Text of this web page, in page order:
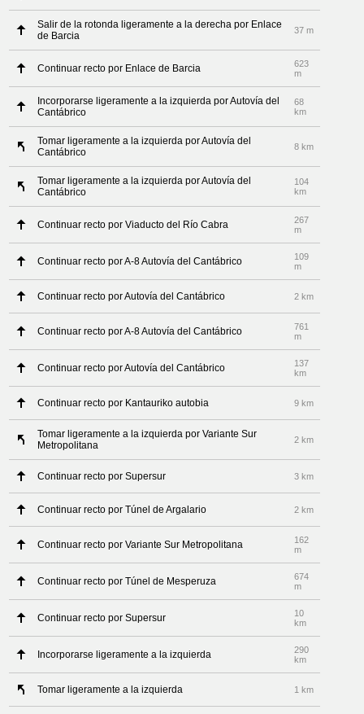
Salir de la rotonda ligeramente a la derecha por Enlace
de Barcia
37 m
Continuar recto por Enlace de Barcia
623
m
Incorporarse ligeramente a la izquierda por Autovía del
Cantábrico
68
km
Tomar ligeramente a la izquierda por Autovía del
Cantábrico
8 km
Tomar ligeramente a la izquierda por Autovía del
Cantábrico
104
km
Continuar recto por Viaducto del Río Cabra
267
m
Continuar recto por A-8 Autovía del Cantábrico
109
m
Continuar recto por Autovía del Cantábrico 2 km
Continuar recto por A-8 Autovía del Cantábrico
761
m
Continuar recto por Autovía del Cantábrico
137
km
Continuar recto por Kantauriko autobia 9 km
Tomar ligeramente a la izquierda por Variante Sur
Metropolitana
2 km
Continuar recto por Supersur 3 km
Continuar recto por Túnel de Argalario 2 km
Continuar recto por Variante Sur Metropolitana
162
m
Continuar recto por Túnel de Mesperuza
674
m
Continuar recto por Supersur
10
km
Incorporarse ligeramente a la izquierda
290
km
Tomar ligeramente a la izquierda 1 km